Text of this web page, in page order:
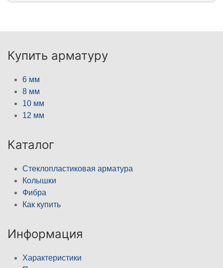
Купить арматуру
6 мм
8 мм
10 мм
12 мм
Каталог
Стеклопластиковая арматура
Колышки
Фибра
Как купить
Информация
Характеристики